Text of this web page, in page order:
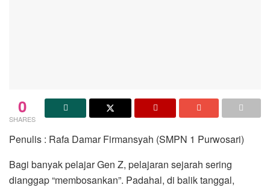
0
SHARES
Penulis : Rafa Damar Firmansyah (SMPN 1 Purwosari)
Bagi banyak pelajar Gen Z, pelajaran sejarah sering
dianggap “membosankan”. Padahal, di balik tanggal,